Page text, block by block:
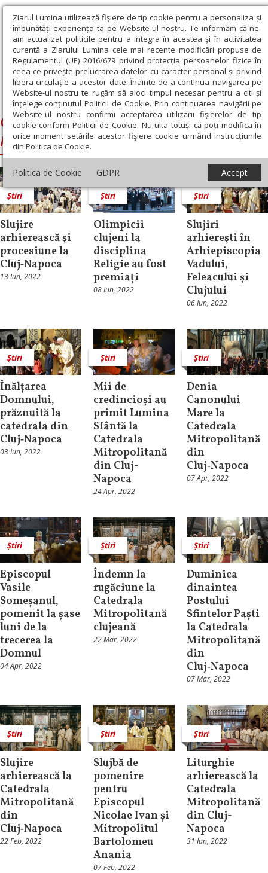
Ziarul Lumina utilizează fişiere de tip cookie pentru a personaliza și
îmbunătăți experiența ta pe Website-ul nostru. Te informăm că ne-
am actualizat politicile pentru a integra în acestea și în activitatea
curentă a Ziarului Lumina cele mai recente modificări propuse de
Regulamentul (UE) 2016/679 privind protecția persoanelor fizice în
ceea ce privește prelucrarea datelor cu caracter personal și privind
libera circulație a acestor date. Înainte de a continua navigarea pe
Website-ul nostru te rugăm să aloci timpul necesar pentru a citi și
înțelege conținutul Politicii de Cookie. Prin continuarea navigării pe
Website-ul nostru confirmi acceptarea utilizării fişierelor de tip
cookie conform Politicii de Cookie. Nu uita totuși că poți modifica în
orice moment setările acestor fişiere cookie urmând instrucțiunile
din Politica de Cookie.
Politica de Cookie GDPR Accept
Ziarul Lumina › Catedrala Mitropolitană din Cluj-Napoca
Catedrala Mitropolitană din Cluj-
Napoca
Știri
Slujire
arhierească şi
procesiune la
Cluj‑Napoca
13 Iun, 2022
Știri
Olimpicii
clujeni la
disciplina
Religie au fost
premiați
08 Iun, 2022
Știri
Slujiri
arhiereşti în
Arhiepiscopia
Vadului,
Feleacului și
Clujului
06 Iun, 2022
Știri
Înălțarea
Domnului,
prăznuită la
catedrala din
Cluj‑Napoca
03 Iun, 2022
Știri
Mii de
credincioși au
primit Lumina
Sfântă la
Catedrala
Mitropolitană
din Cluj-
Napoca
24 Apr, 2022
Știri
Denia
Canonului
Mare la
Catedrala
Mitropolitană
din
Cluj‑Napoca
07 Apr, 2022
Știri
Episcopul
Vasile
Someșanul,
pomenit la șase
luni de la
trecerea la
Domnul
04 Apr, 2022
Știri
Îndemn la
rugăciune la
Catedrala
Mitropolitană
clujeană
22 Mar, 2022
Știri
Duminica
dinaintea
Postului
Sfintelor Paști
la Catedrala
Mitropolitană
din
Cluj‑Napoca
07 Mar, 2022
Știri
Slujire
arhierească la
Catedrala
Mitropolitană
din
Cluj‑Napoca
22 Feb, 2022
Știri
Slujbă de
pomenire
pentru
Episcopul
Nicolae Ivan și
Mitropolitul
Bartolomeu
Anania
07 Feb, 2022
Știri
Liturghie
arhierească la
Catedrala
Mitropolitană
din Cluj-
Napoca
31 Ian, 2022